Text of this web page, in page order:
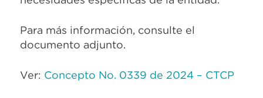
Para más información, consulte el
documento adjunto.
Ver: Concepto No. 0339 de 2024 – CTCP